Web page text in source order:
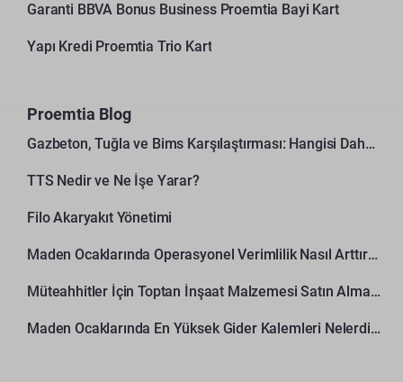
Garanti BBVA Bonus Business Proemtia Bayi Kart
Yapı Kredi Proemtia Trio Kart
Proemtia Blog
Gazbeton, Tuğla ve Bims Karşılaştırması: Hangisi Daha Avantajlı?
TTS Nedir ve Ne İşe Yarar?
Filo Akaryakıt Yönetimi
Maden Ocaklarında Operasyonel Verimlilik Nasıl Arttırılır?
Müteahhitler İçin Toptan İnşaat Malzemesi Satın Alma Rehberi
Maden Ocaklarında En Yüksek Gider Kalemleri Nelerdir?